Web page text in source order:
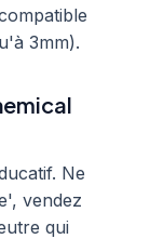
3mm).
Ne
vendez
qui